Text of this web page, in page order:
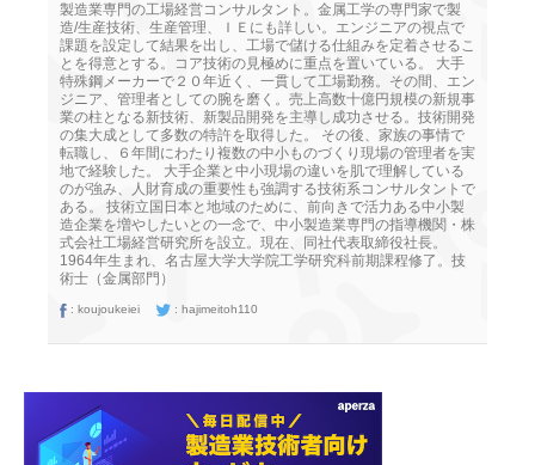
製造業専門の工場経営コンサルタント。金属工学の専門家で製
造/生産技術、生産管理、ＩＥにも詳しい。エンジニアの視点で
課題を設定して結果を出し、工場で儲ける仕組みを定着させるこ
とを得意とする。コア技術の見極めに重点を置いている。 大手
特殊鋼メーカーで２０年近く、一貫して工場勤務。その間、エン
ジニア、管理者としての腕を磨く。売上高数十億円規模の新規事
業の柱となる新技術、新製品開発を主導し成功させる。技術開発
の集大成として多数の特許を取得した。 その後、家族の事情で
転職し、６年間にわたり複数の中小ものづくり現場の管理者を実
地で経験した。 大手企業と中小現場の違いを肌で理解している
のが強み、人財育成の重要性も強調する技術系コンサルタントで
ある。 技術立国日本と地域のために、前向きで活力ある中小製
造企業を増やしたいとの一念で、中小製造業専門の指導機関・株
式会社工場経営研究所を設立。現在、同社代表取締役社長。
1964年生まれ、名古屋大学大学院工学研究科前期課程修了。技
術士（金属部門）
: koujoukeiei : hajimeitoh110